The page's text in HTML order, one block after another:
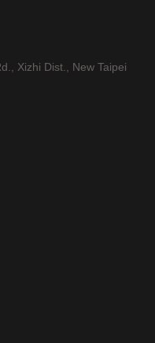
Xizhi Dist., New Taipei